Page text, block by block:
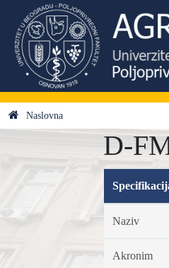
Naslovna
D-
Naziv
Akronim